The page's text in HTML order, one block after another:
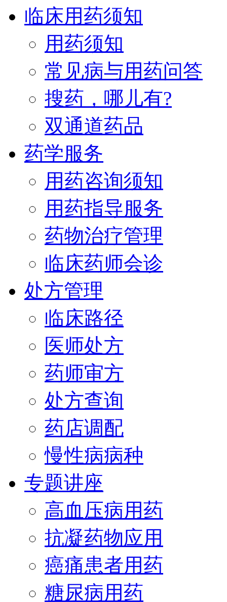
临床用药须知
用药须知
常见病与用药问答
搜药，哪儿有?
双通道药品
药学服务
用药咨询须知
用药指导服务
药物治疗管理
临床药师会诊
处方管理
临床路径
医师处方
药师审方
处方查询
药店调配
慢性病病种
专题讲座
高血压病用药
抗凝药物应用
癌痛患者用药
糖尿病用药